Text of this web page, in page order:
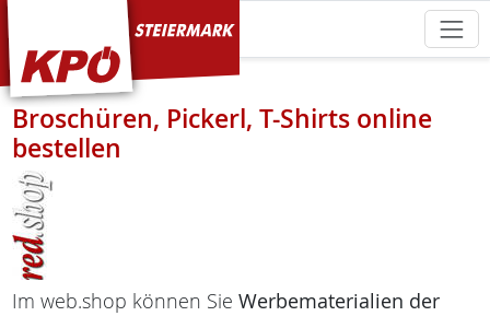
KPÖ Steiermark
Broschüren, Pickerl, T-Shirts online
bestellen
Im web.shop können Sie Werbematerialien der